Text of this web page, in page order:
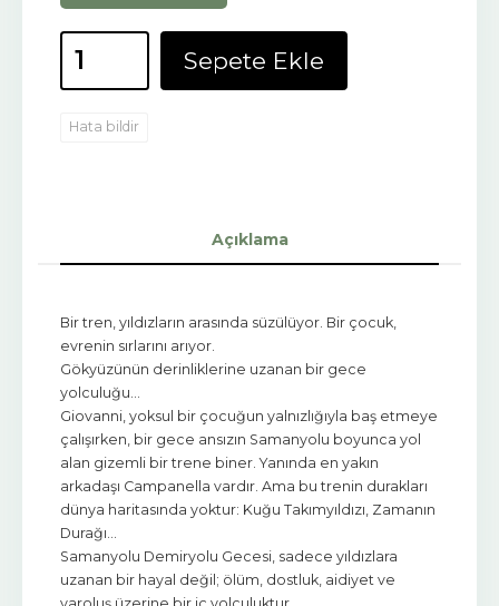
Sepete Ekle
Hata bildir
Açıklama
Bir tren, yıldızların arasında süzülüyor. Bir çocuk,
evrenin sırlarını arıyor.
Gökyüzünün derinliklerine uzanan bir gece
yolculuğu…
Giovanni, yoksul bir çocuğun yalnızlığıyla baş etmeye
çalışırken, bir gece ansızın Samanyolu boyunca yol
alan gizemli bir trene biner. Yanında en yakın
arkadaşı Campanella vardır. Ama bu trenin durakları
dünya haritasında yoktur: Kuğu Takımyıldızı, Zamanın
Durağı...
Samanyolu Demiryolu Gecesi, sadece yıldızlara
uzanan bir hayal değil; ölüm, dostluk, aidiyet ve